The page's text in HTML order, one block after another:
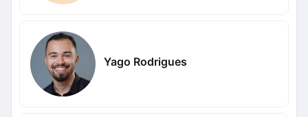
Yago Rodrigues